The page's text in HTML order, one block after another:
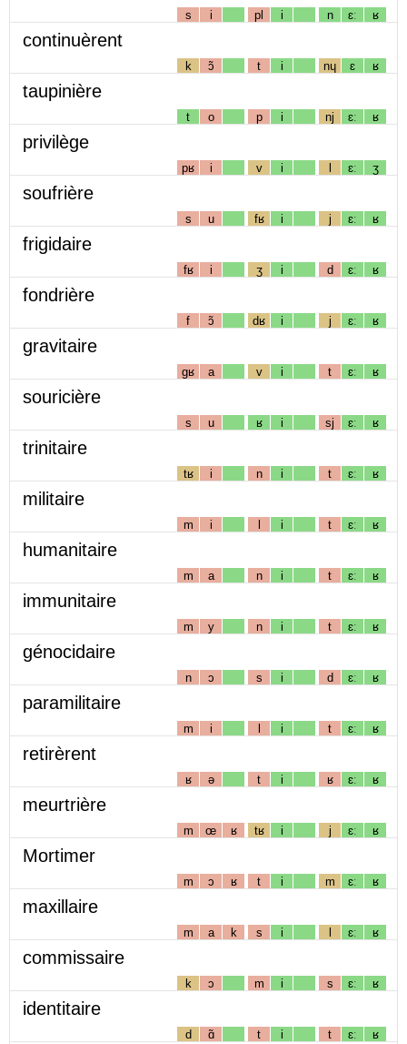
s i pl i n ɛː ʁ
continuèrent
k ɔ̃ t i nɥ ɛ ʁ
taupinière
t o p i nj ɛː ʁ
privilège
pʁ i v i l ɛː ʒ
soufrière
s u fʁ i j ɛː ʁ
frigidaire
fʁ i ʒ i d ɛː ʁ
fondrière
f ɔ̃ dʁ i j ɛː ʁ
gravitaire
gʁ a v i t ɛː ʁ
souricière
s u ʁ i sj ɛː ʁ
trinitaire
tʁ i n i t ɛː ʁ
militaire
m i l i t ɛː ʁ
humanitaire
m a n i t ɛː ʁ
immunitaire
m y n i t ɛː ʁ
génocidaire
n ɔ s i d ɛː ʁ
paramilitaire
m i l i t ɛː ʁ
retirèrent
ʁ ə t i ʁ ɛː ʁ
meurtrière
m œ ʁ tʁ i j ɛː ʁ
Mortimer
m ɔ ʁ t i m ɛː ʁ
maxillaire
m a k s i l ɛː ʁ
commissaire
k ɔ m i s ɛː ʁ
identitaire
d ɑ̃ t i t ɛː ʁ